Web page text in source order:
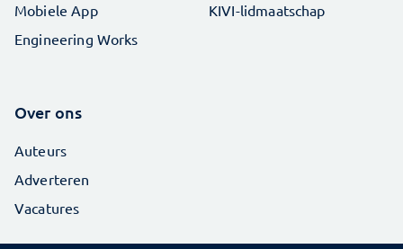
Mobiele App
Engineering Works
KIVI-lidmaatschap
Over ons
Auteurs
Adverteren
Vacatures